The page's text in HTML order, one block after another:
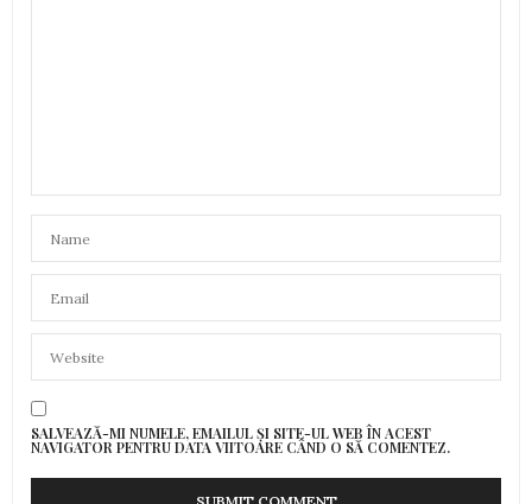
SALVEAZĂ-MI NUMELE, EMAILUL ȘI SITE-UL WEB ÎN ACEST
NAVIGATOR PENTRU DATA VIITOARE CÂND O SĂ COMENTEZ.